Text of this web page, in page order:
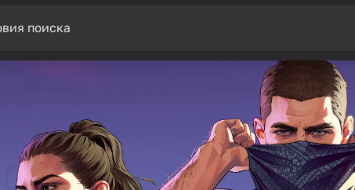
поиска